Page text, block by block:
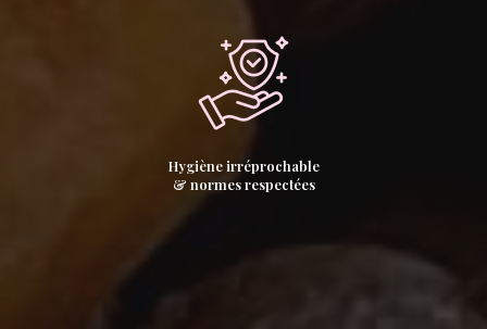
Hygiène irréprochable
& normes respectées